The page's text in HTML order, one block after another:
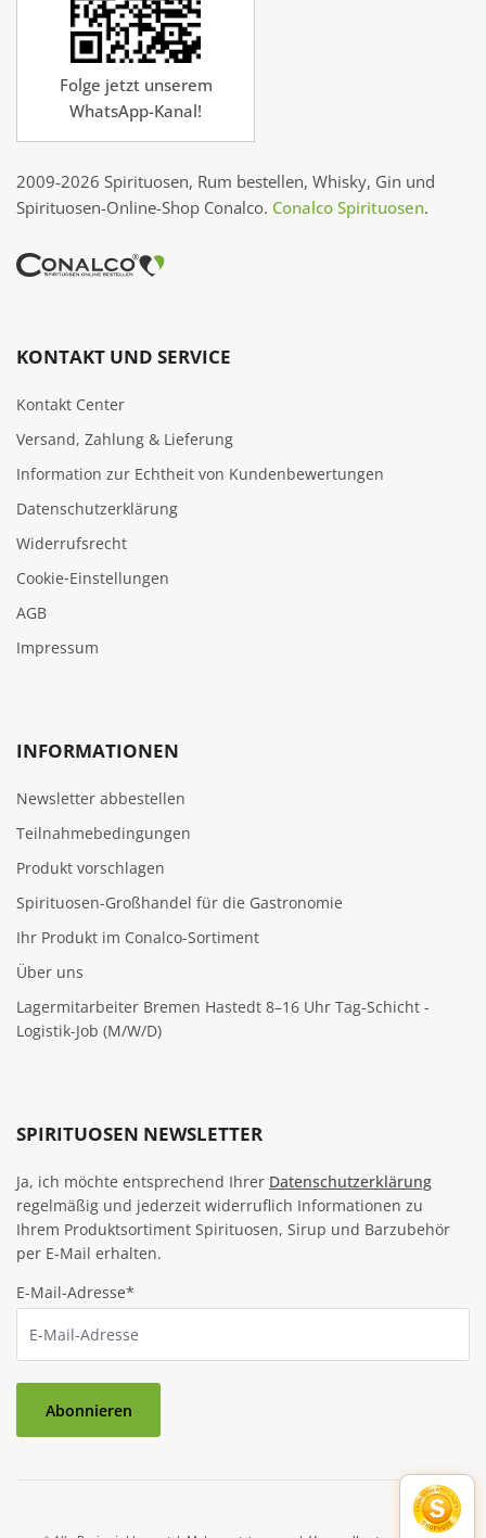
Folge jetzt unserem
WhatsApp-Kanal!
2009-2026 Spirituosen, Rum bestellen, Whisky, Gin und
Spirituosen-Online-Shop Conalco. Conalco Spirituosen.
KONTAKT UND SERVICE
Kontakt Center
Versand, Zahlung & Lieferung
Information zur Echtheit von Kundenbewertungen
Datenschutzerklärung
Widerrufsrecht
Cookie‑Einstellungen
AGB
Impressum
INFORMATIONEN
Newsletter abbestellen
Teilnahmebedingungen
Produkt vorschlagen
Spirituosen-Großhandel für die Gastronomie
Ihr Produkt im Conalco-Sortiment
Über uns
Lagermitarbeiter Bremen Hastedt 8–16 Uhr Tag-Schicht -
Logistik-Job (M/W/D)
SPIRITUOSEN NEWSLETTER
Ja, ich möchte entsprechend Ihrer Datenschutzerklärung
regelmäßig und jederzeit widerruflich Informationen zu
Ihrem Produktsortiment Spirituosen, Sirup und Barzubehör
per E-Mail erhalten.
E-Mail-Adresse*
Abonnieren